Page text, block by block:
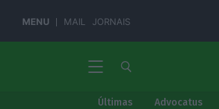
MENU MAIL JORNAIS
Últimas Advocatus